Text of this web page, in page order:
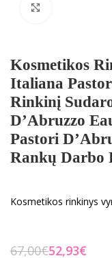
Kosmetikos
Italiana
Rinkinį
D’Abruzzo
Pastori
Rankų Darbo
Kosmetikos rinkinys
67,00€52,93€